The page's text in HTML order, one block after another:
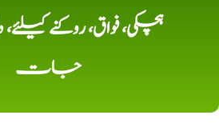
ہچکی، فواق، روکنے
جات